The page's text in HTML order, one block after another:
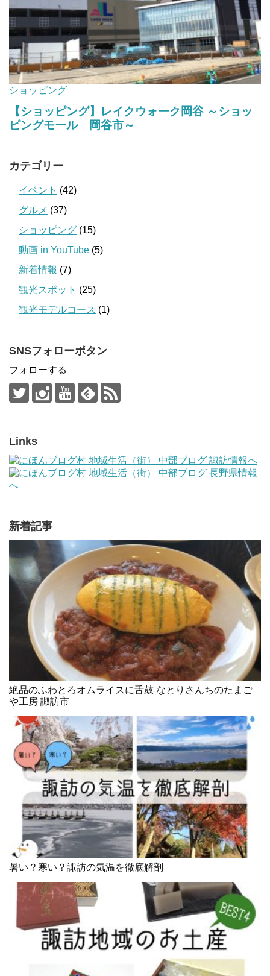
カテゴリー
イベント (42)
グルメ (37)
ショッピング (15)
動画 in YouTube (5)
新着情報 (7)
観光スポット (25)
観光モデルコース (1)
SNSフォローボタン
フォローする
Links
新着記事
絶品のふわとろオムライスに舌鼓 なとりさんちのたまご
や工房 諏訪市
暑い？寒い？諏訪の気温を徹底解剖